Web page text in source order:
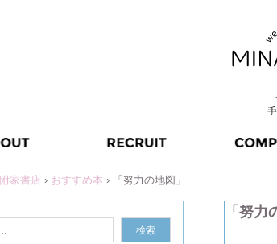
附家書店 › おすすめ本 › 「努力の地図」
「努力